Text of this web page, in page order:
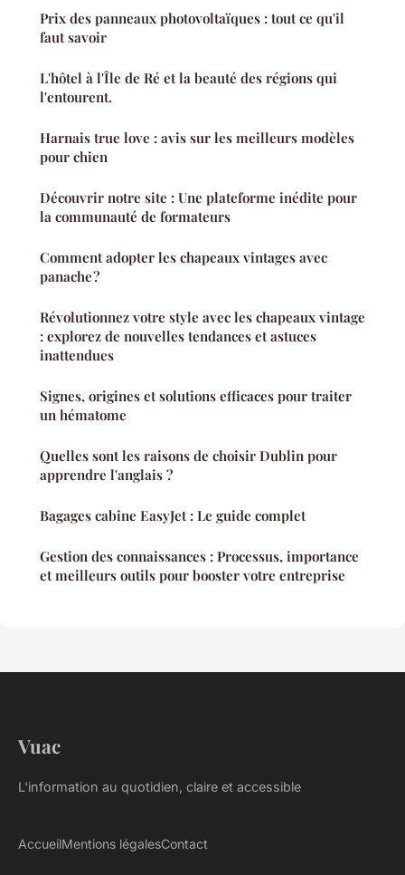
Prix des panneaux photovoltaïques : tout ce qu'il
faut savoir
L'hôtel à l'Île de Ré et la beauté des régions qui
l'entourent.
Harnais true love : avis sur les meilleurs modèles
pour chien
Découvrir notre site : Une plateforme inédite pour
la communauté de formateurs
Comment adopter les chapeaux vintages avec
panache ?
Révolutionnez votre style avec les chapeaux vintage
: explorez de nouvelles tendances et astuces
inattendues
Signes, origines et solutions efficaces pour traiter
un hématome
Quelles sont les raisons de choisir Dublin pour
apprendre l'anglais ?
Bagages cabine EasyJet : Le guide complet
Gestion des connaissances : Processus, importance
et meilleurs outils pour booster votre entreprise
Vuac
L'information au quotidien, claire et accessible
AccueilMentions légalesContact